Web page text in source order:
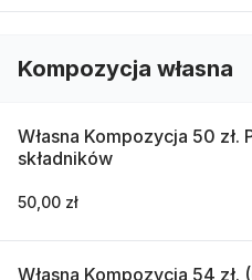
Kompozycja własna
Własna Kompozycja 50 zł.
składników
50,00 zł
Własna Kompozycja 54